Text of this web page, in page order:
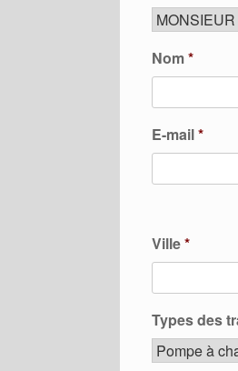
Nom*
E-mail*
Ville*
Types des